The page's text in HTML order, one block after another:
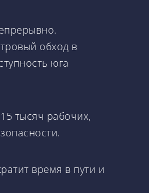
обход в
юга
тысяч рабочих,
время в пути и